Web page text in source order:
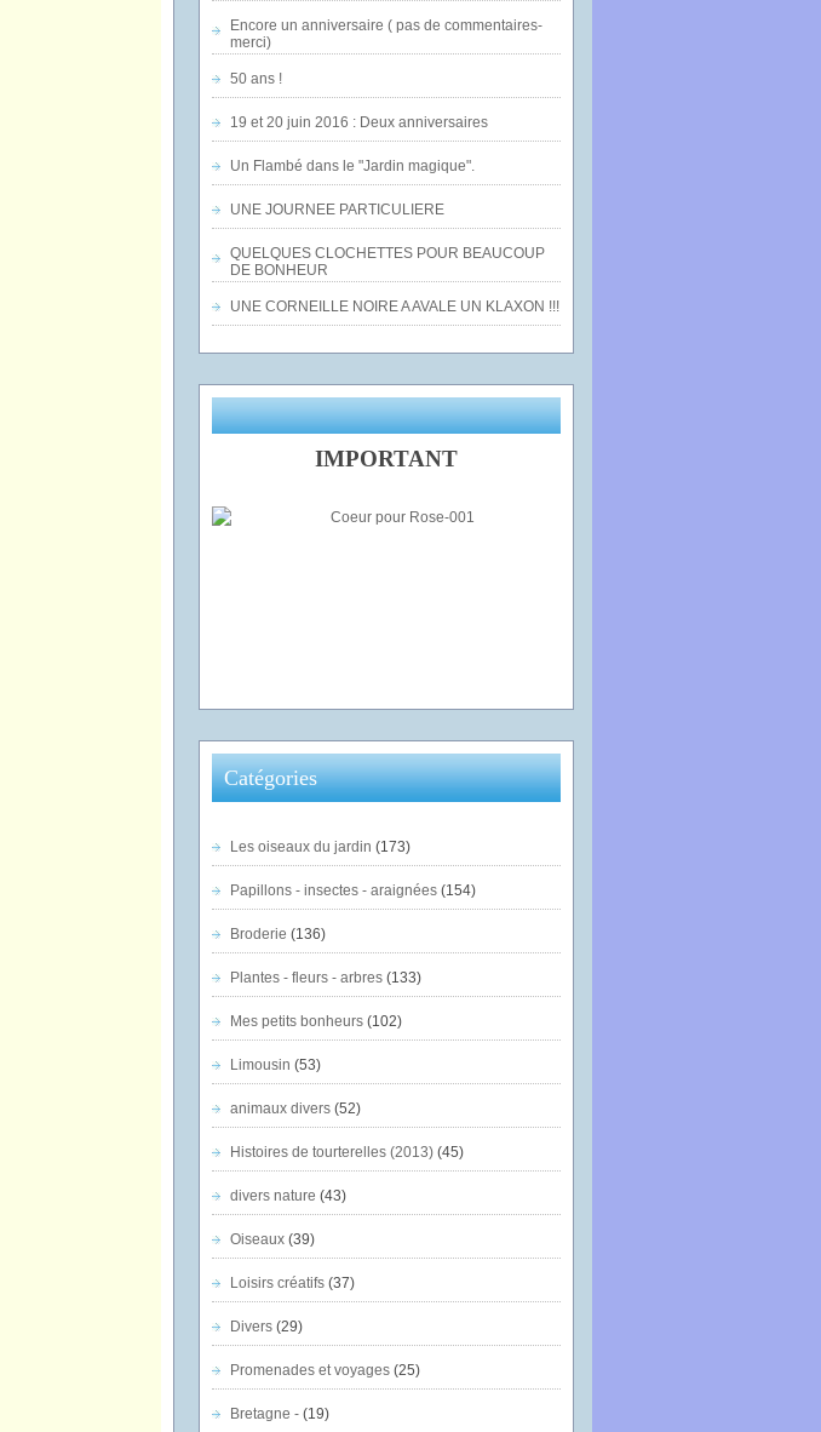
Encore un anniversaire ( pas de commentaires-
merci)
50 ans !
19 et 20 juin 2016 : Deux anniversaires
Un Flambé dans le "Jardin magique".
UNE JOURNEE PARTICULIERE
QUELQUES CLOCHETTES POUR BEAUCOUP
DE BONHEUR
UNE CORNEILLE NOIRE A AVALE UN KLAXON !!!
IMPORTANT
Catégories
Les oiseaux du jardin (173)
Papillons - insectes - araignées(154)
Broderie (136)
Plantes - fleurs - arbres(133)
Mes petits bonheurs(102)
Limousin (53)
animaux divers(52)
Histoires de tourterelles (2013)(45)
divers nature (43)
Oiseaux(39)
Loisirs créatifs(37)
Divers(29)
Promenades et voyages(25)
Bretagne -(19)